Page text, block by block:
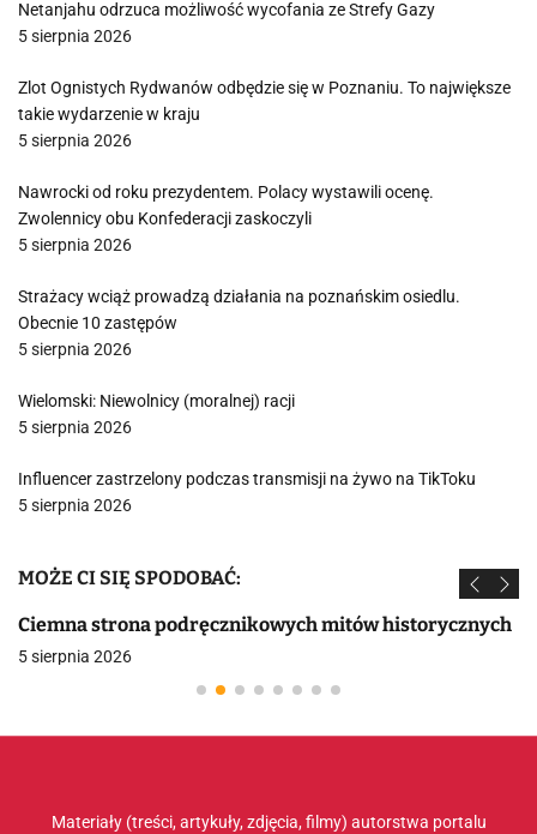
Netanjahu odrzuca możliwość wycofania ze Strefy Gazy
5 sierpnia 2026
Zlot Ognistych Rydwanów odbędzie się w Poznaniu. To największe
takie wydarzenie w kraju
5 sierpnia 2026
Nawrocki od roku prezydentem. Polacy wystawili ocenę.
Zwolennicy obu Konfederacji zaskoczyli
5 sierpnia 2026
Strażacy wciąż prowadzą działania na poznańskim osiedlu.
Obecnie 10 zastępów
5 sierpnia 2026
Wielomski: Niewolnicy (moralnej) racji
5 sierpnia 2026
Influencer zastrzelony podczas transmisji na żywo na TikToku
5 sierpnia 2026
MOŻE CI SIĘ SPODOBAĆ:
Ciemna strona podręcznikowych mitów historycznych
5 sierpnia 2026
Materiały (treści, artykuły, zdjęcia, filmy) autorstwa portalu